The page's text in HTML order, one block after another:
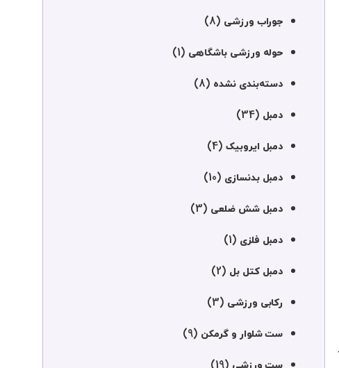
جوراب ورزشی (8)
حوله ورزشی باشگاهی (1)
دسته‌بندی نشده (8)
دمبل (34)
دمبل ایروبیک (4)
دمبل بدنسازی (10)
دمبل شش ضلعی (3)
دمبل فلزی (1)
دمبل کتل بل (2)
رکابی ورزشی (3)
ست شلوار و گرمکن (9)